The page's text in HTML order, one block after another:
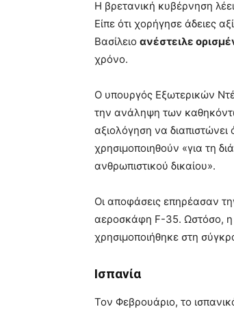
Η βρετανική κυβέρνηση
Είπε ότι χορήγησε άδειες
Βασίλειο ανέστειλε
χρόνο.
Ο υπουργός Εξωτερικών
την ανάληψη των
αξιολόγηση να
χρησιμοποιηθούν «για τη
ανθρωπιστικού δικαίου».
Οι αποφάσεις επηρέασαν
αεροσκάφη F-35. Ωστόσο, η
χρησιμοποιήθηκε στη
Ισπανία
Τον Φεβρουάριο, το